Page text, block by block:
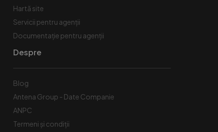
Hartă site
Servicii pentru agenții
Documentație pentru agenții
Despre
Blog
Antena Group - Date Companie
ANPC
Termeni și condiții